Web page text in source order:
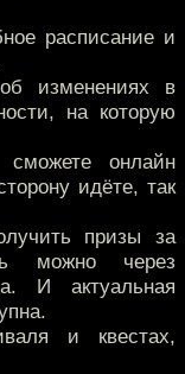
расписание и
изменениях в
на которую
онлайн
идёте, так
призы за
можно через
И актуальная
и квестах,